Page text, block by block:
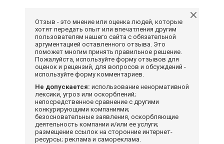
Отзыв - это мнение или оценка людей, которые
хотят передать опыт или впечатления другим
пользователям нашего сайта с обязательной
аргументацией оставленного отзыва. Это
поможет многим принять правильное решение.
Пожалуйста, используйте форму отзывов для
оценок и рецензий, для вопросов и обсуждений -
используйте форму комментариев.
Не допускается: использование ненормативной
лексики, угроз или оскорблений;
непосредственное сравнение с другими
конкурирующими компаниями;
безосновательные заявления, оскорбляющие
деятельность компании и/или ее услуги;
размещение ссылок на сторонние интернет-
ресурсы; реклама и самореклама.